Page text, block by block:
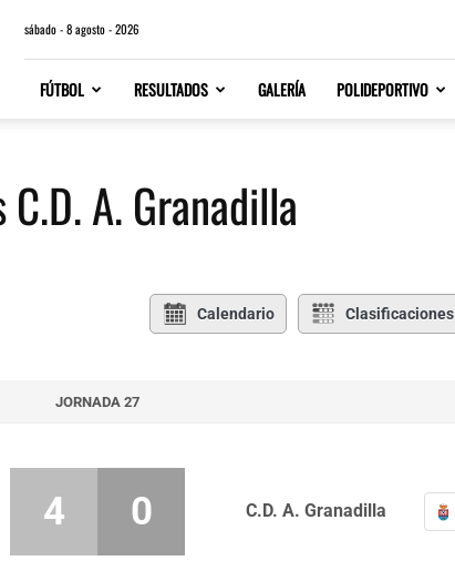
sábado - 8 agosto - 2026
FÚTBOL RESULTADOS GALERÍA POLIDEPORTIVO
A. Granadilla
Calendario Clasificaciones
JORNADA 27
C.D. A. Granadilla
4 0